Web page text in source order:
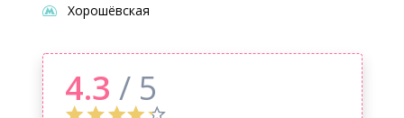
Хорошёвская
4.3 / 5